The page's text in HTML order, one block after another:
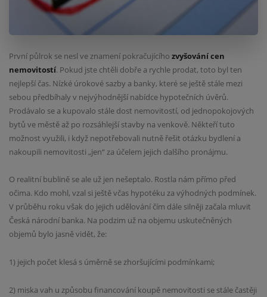
První půlrok se nesl ve znamení pokračujícího zvyšování cen
nemovitostí. Pokud jste chtěli dobře a rychle prodat, toto byl ten
nejlepší čas. Nízké úrokové sazby a banky, které se ještě stále mezi
sebou předbíhaly v nejvýhodnější nabídce hypotečních úvěrů.
Prodávalo se a kupovalo stále dost nemovitostí, od jednopokojových
bytů ve městě až po rozsáhlejší stavby na venkově. Někteří tuto
možnost využili, i když nepotřebovali nutně řešit otázku bydlení a
nakoupili nemovitosti „jen“ za účelem jejich dalšího pronájmu.
O realitní bublině se ale už jen nešeptalo. Rostla nám přímo před
očima. Kdo mohl, vzal si ještě včas hypotéku za výhodných podmínek.
V průběhu roku však do jejich udělování čím dále silněji začala mluvit
Česká národní banka. Na podzim už na objemu uskutečněných
objemů bylo jasně vidět, že:
1) jejich počet klesá s úměrně se zhoršujícími podmínkami;
2) miska vah u způsobu financování koupě nemovitosti se stále častěji